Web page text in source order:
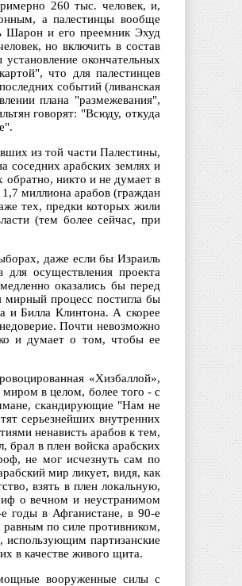
260 тыс. человек, и,
а палестинцы вообще
Шарон и его преемник Эхуд
но включить в состав
окончательных
что для палестинцев
событий (ливанская
плана "размежевания",
говорят: "Всюду, откуда
из той части Палестины,
соседних арабских землях и
никто и не думает в
миллиона арабов (граждан
тех, предки которых жили
(тем более сейчас, при
даже если бы Израиль
осуществления проекта
оказались бы перед
процесс постигла бы
и Билла Клинтона. А скорее
Почти невозможно
и думает о том, чтобы ее
«Хизбаллой»,
в целом, более того - с
скандирующие "Нам не
серьезнейших внутренних
ненависть арабов к тем,
брал в плен войска арабских
не мог исчезнуть сам по
мир ликует, видя, как
взять в плен локальную,
о вечном и неустранимом
годы в Афганистане, в 90-е
по силе противником,
использующим партизанские
в качестве живого щита.
вооруженные силы с